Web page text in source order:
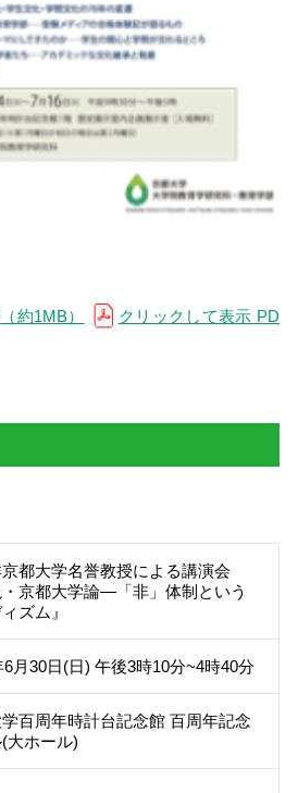
約1MB）
クリックして表示 PD
都大学名誉教授による講演会
・京都大学論―「非」体制という
ズム』
6月30日(日) 午後3時10分~4時40分
百周年時計台記念館 百周年記念
大ホール)